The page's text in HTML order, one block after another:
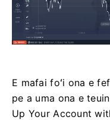
E mafai foʻi ona e
pe a uma ona e
Up Your Account